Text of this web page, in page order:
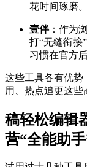
花时间琢磨。
壹伴：作为
打“无缝衔接
习惯在官方
这些工具各有优势
用、热点追更这些
稿轻松编辑
营“全能助